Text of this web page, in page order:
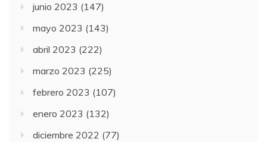
junio 2023 (147)
mayo 2023 (143)
abril 2023 (222)
marzo 2023 (225)
febrero 2023 (107)
enero 2023 (132)
diciembre 2022 (77)